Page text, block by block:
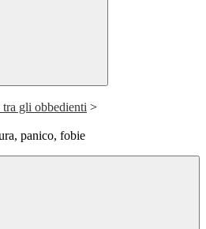
gli obbedienti >
panico, fobie